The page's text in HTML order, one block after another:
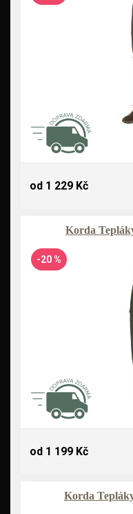
od 1 229 Kč
Korda
-20 %
od 1 199 Kč
Korda